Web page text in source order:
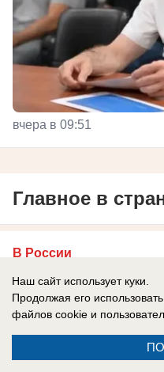
вчера в 09:51
Главное в
В России
«Украина в
Киев уже не хочет
Зеленский
Эксперты уверены,
Наш сайт использует куки.
Продолжая его
файлов cookie и